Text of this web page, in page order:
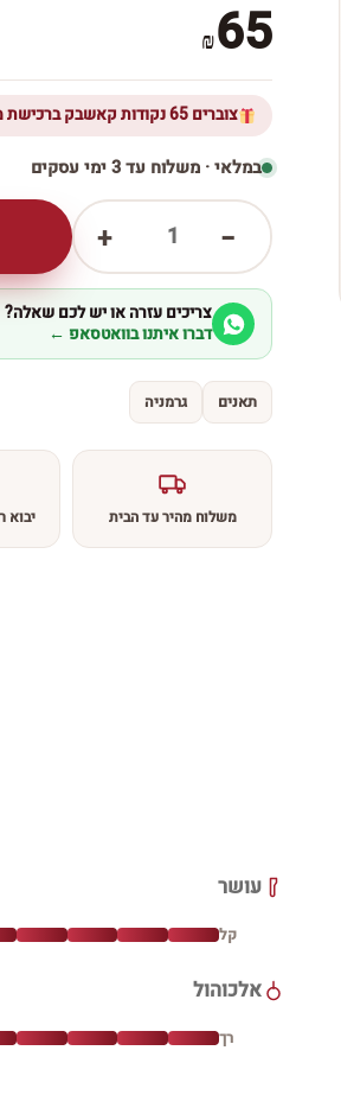
₪65
צוברים 65 נקודות קאשבק ברכישת מוצר זה
במלאי · משלוח עד 3 ימי עסקים
−
1
+
צריכים עזרה או יש לכם שאלה?
דברו איתנו בוואטסאפ ←
תאנים גרמניה
משלוח מהיר עד הבית יבוא
עושר
קל
אלכוהול
רך